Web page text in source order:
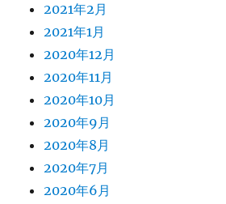
2021年2月
2021年1月
2020年12月
2020年11月
2020年10月
2020年9月
2020年8月
2020年7月
2020年6月